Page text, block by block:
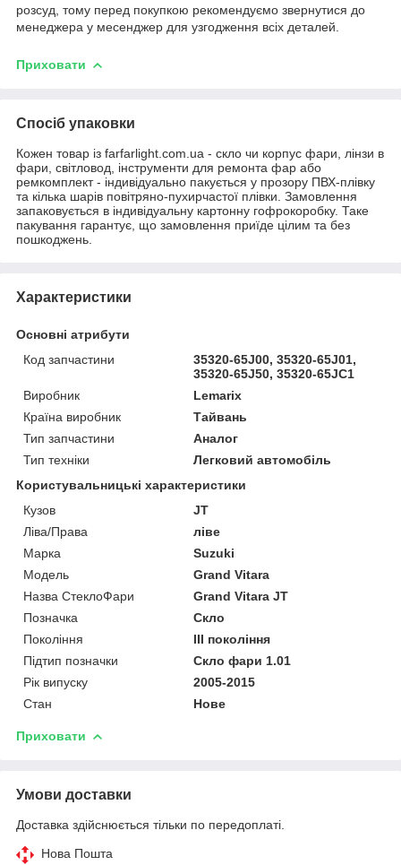
розсуд, тому перед покупкою рекомендуємо звернутися до
менеджера у месенджер для узгодження всіх деталей.
Приховати
Спосіб упаковки
Кожен товар із farfarlight.com.ua - скло чи корпус фари, лінзи в
фари, світловод, інструменти для ремонта фар або
ремкомплект - індивідуально пакується у прозору ПВХ-плівку
та кілька шарів повітряно-пухирчастої плівки. Замовлення
запаковується в індивідуальну картонну гофрокоробку. Таке
пакування гарантує, що замовлення приїде цілим та без
пошкоджень.
Характеристики
Основні атрибути
Код запчастини
35320-65J00, 35320-65J01,
35320-65J50, 35320-65JC1
Виробник
Lemarix
Країна виробник
Тайвань
Тип запчастини
Аналог
Тип техніки
Легковий автомобіль
Користувальницькі характеристики
Кузов
JT
Ліва/Права
ліве
Марка
Suzuki
Мoдель
Grand Vitara
Назва СтеклоФари
Grand Vitara JT
Позначка
Скло
Покоління
III покоління
Підтип позначки
Скло фари 1.01
Рік випуску
2005-2015
Стан
Нове
Приховати
Умови доставки
Доставка здійснюється тільки по передоплаті.
Нова Пошта